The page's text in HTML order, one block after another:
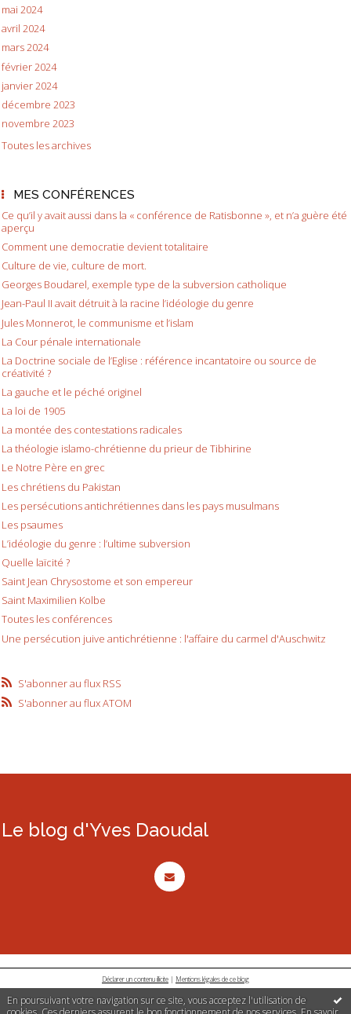
En poursuivant votre navigation sur ce site, vous acceptez l'utilisation de
mai 2024
avril 2024
mars 2024
février 2024
janvier 2024
décembre 2023
novembre 2023
Toutes les archives
MES CONFÉRENCES
Ce qu’il y avait aussi dans la « conférence de Ratisbonne », et n’a guère été
aperçu
Comment une democratie devient totalitaire
Culture de vie, culture de mort.
Georges Boudarel, exemple type de la subversion catholique
Jean-Paul II avait détruit à la racine l’idéologie du genre
Jules Monnerot, le communisme et l’islam
La Cour pénale internationale
La Doctrine sociale de l’Eglise : référence incantatoire ou source de
créativité ?
La gauche et le péché originel
La loi de 1905
La montée des contestations radicales
La théologie islamo-chrétienne du prieur de Tibhirine
Le Notre Père en grec
Les chrétiens du Pakistan
Les persécutions antichrétiennes dans les pays musulmans
Les psaumes
L’idéologie du genre : l’ultime subversion
Quelle laïcité ?
Saint Jean Chrysostome et son empereur
Saint Maximilien Kolbe
Toutes les conférences
Une persécution juive antichrétienne : l'affaire du carmel d'Auschwitz
S'abonner au flux RSS
S'abonner au flux ATOM
Le blog d'Yves Daoudal
Déclarer un contenu illicite | Mentions légales de ce blog